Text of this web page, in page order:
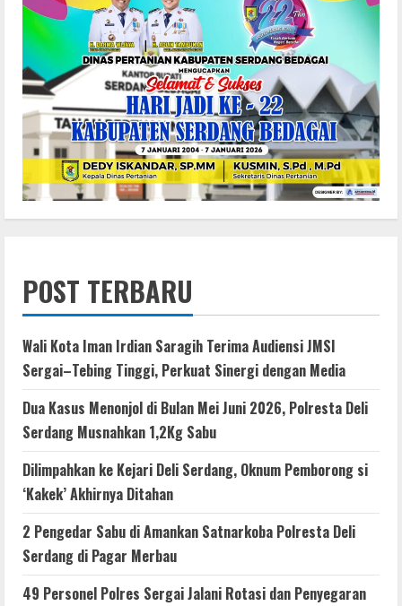
POST TERBARU
Wali Kota Iman Irdian Saragih Terima Audiensi JMSI
Sergai–Tebing Tinggi, Perkuat Sinergi dengan Media
Dua Kasus Menonjol di Bulan Mei Juni 2026, Polresta Deli
Serdang Musnahkan 1,2Kg Sabu
Dilimpahkan ke Kejari Deli Serdang, Oknum Pemborong si
‘Kakek’ Akhirnya Ditahan
2 Pengedar Sabu di Amankan Satnarkoba Polresta Deli
Serdang di Pagar Merbau
49 Personel Polres Sergai Jalani Rotasi dan Penyegaran